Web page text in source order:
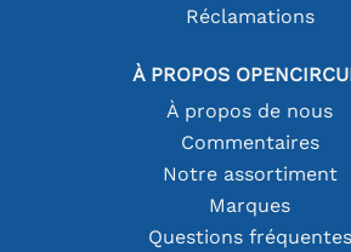
Réclamations
À PROPOS
À propos de nous
Commentaires
Notre assortiment
Marques
Questions fréquentes